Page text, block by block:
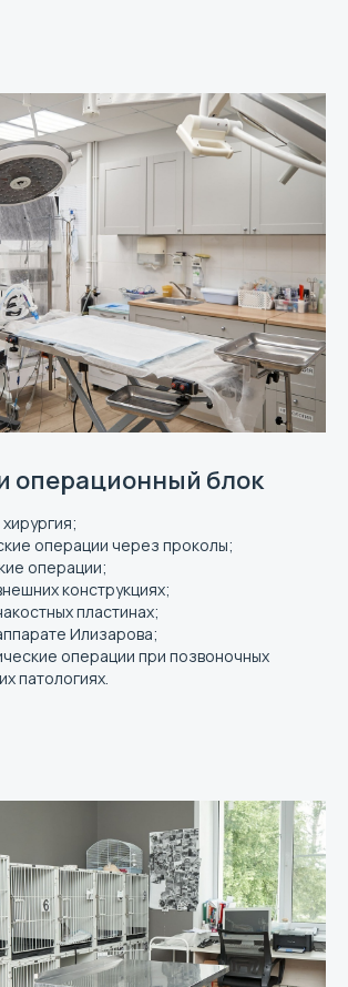
операционный блок
операции через проколы;
операции;
конструкциях;
пластинах;
Илизарова;
операции при позвоночных
патологиях.